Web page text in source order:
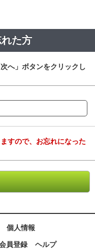
た方
へ」ボタンをクリックし
すので、お忘れになった
個人情報
員登録 ヘルプ